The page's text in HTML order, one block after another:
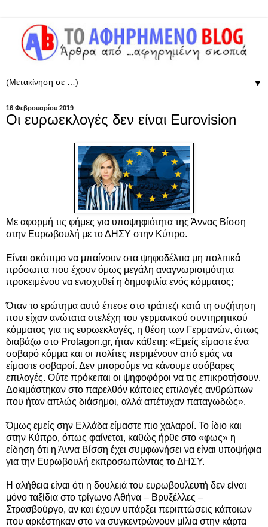
▼
16 Φεβρουαρίου 2019
Οι ευρωεκλογές δεν είναι Eurovision
Με αφορμή τις φήμες για υποψηφιότητα της Άννας Βίσση
στην Ευρωβουλή με το ΔΗΣΥ στην Κύπρο.
Είναι σκόπιμο να μπαίνουν στα ψηφοδέλτια μη πολιτικά
πρόσωπα που έχουν όμως μεγάλη αναγνωρισιμότητα
προκειμένου να ενισχυθεί η δημοφιλία ενός κόμματος;
Όταν το ερώτημα αυτό έπεσε στο τράπεζι κατά τη συζήτηση
που είχαν ανώτατα στελέχη του γερμανικού συντηρητικού
κόμματος για τις ευρωεκλογές, η θέση των Γερμανών, όπως
διαβάζω στο Protagon.gr, ήταν κάθετη: «Εμείς είμαστε ένα
σοβαρό κόμμα και οι πολίτες περιμένουν από εμάς να
είμαστε σοβαροί. Δεν μπορούμε να κάνουμε ασόβαρες
επιλογές. Ούτε πρόκειται οι ψηφοφόροι να τις επικροτήσουν.
Δοκιμάστηκαν στο παρελθόν κάποιες επιλογές ανθρώπων
που ήταν απλώς διάσημοι, αλλά απέτυχαν παταγωδώς».
Όμως εμείς σην Ελλάδα είμαστε πιο χαλαροί. Το ίδιο και
στην Κύπρο, όπως φαίνεται, καθώς ήρθε στο «φως» η
είδηση ότι η Άννα Βίσση έχει συμφωνήσει να είναι υποψήφια
για την Ευρωβουλή εκπροσωπώντας το ΔΗΣΥ.
Η αλήθεια είναι ότι η δουλειά του ευρωβουλευτή δεν είναι
μόνο ταξίδια στο τρίγωνο Αθήνα – Βρυξέλλες –
Στρασβούργο, αν και έχουν υπάρξει περιπτώσεις κάποιων
που αρκέστηκαν στο να συγκεντρώνουν μίλια στην κάρτα